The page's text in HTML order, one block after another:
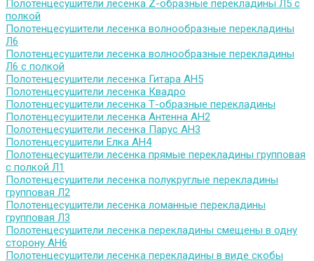
Полотенцесушители лесенка Z-образные перекладины Л5 с
полкой
Полотенцесушители лесенка волнообразные перекладины
Л6
Полотенцесушители лесенка волнообразные перекладины
Л6 с полкой
Полотенцесушители лесенка Гитара АН5
Полотенцесушители лесенка Квадро
Полотенцесушители лесенка Т-образные перекладины
Полотенцесушители лесенка Антенна АН2
Полотенцесушители лесенка Парус АН3
Полотенцесушители Елка АН4
Полотенцесушители лесенка прямые перекладины групповая
с полкой Л1
Полотенцесушители лесенка полукруглые перекладины
групповая Л2
Полотенцесушители лесенка ломанные перекладины
групповая Л3
Полотенцесушители лесенка перекладины смещены в одну
сторону АН6
Полотенцесушители лесенка перекладины в виде скобы